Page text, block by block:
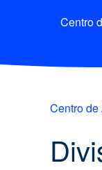
Centro
Centro